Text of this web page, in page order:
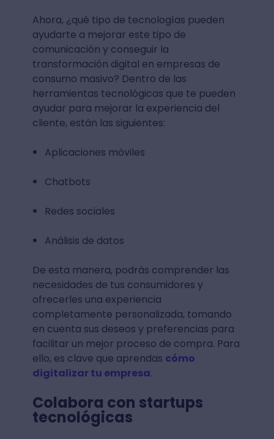
Ahora, ¿qué tipo de tecnologías pueden
ayudarte a mejorar este tipo de
comunicación y conseguir la
transformación digital en empresas de
consumo masivo? Dentro de las
herramientas tecnológicas que te pueden
ayudar para mejorar la experiencia del
cliente, están las siguientes:
Aplicaciones móviles
Chatbots
Redes sociales
Análisis de datos
De esta manera, podrás comprender las
necesidades de tus consumidores y
ofrecerles una experiencia
completamente personalizada, tomando
en cuenta sus deseos y preferencias para
facilitar un mejor proceso de compra. Para
ello, es clave que aprendas cómo
digitalizar tu empresa.
Colabora con startups
tecnológicas